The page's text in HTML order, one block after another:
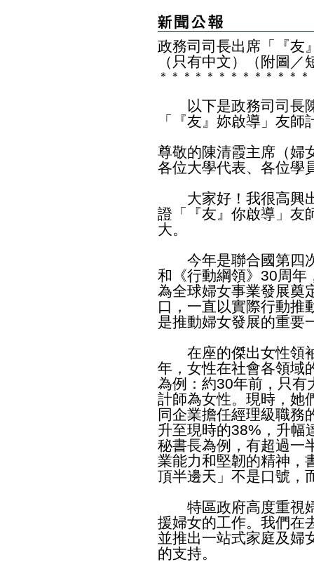
政務司司長出席「『友
（只有中文）（附圖／
＊ ＊ ＊ ＊ ＊ ＊ ＊ ＊ ＊ ＊ ＊ ＊ ＊
以下是政務司司長陳
「『友』妳啟導」友
尊敬的陳清霞主席（婦
各位大學代表、各位學
大家好！我很高興出
證「『友』你啟導」友
大。
今年是聯合國第四次
和《行動綱領》30周年
為全球婦女事業發展奠
口，一直以實際行動推
是推動婦女發展的重要
在座的傑出女性領袖
年，女性在社會各領域
為例：約30年前，只有
計師為女性。現時，她
同企業擔任經理級職務
升至現時的38%，升幅
秘書長為例，有超過一
業能力和堅韌的精神，
頂半邊天」不是口號，
特區政府高度重視婦
援婦女的工作。我們在
並推出一站式家庭及婦
的支持。